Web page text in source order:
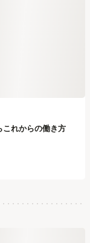
れからの働き方